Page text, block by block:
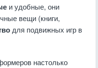
и удобные, они
вещи (книги,
для подвижных игр в
настолько